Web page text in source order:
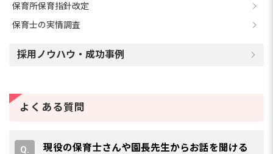
保育所保育指針改定
保育士の実情調査
採用ノウハウ・成功事例
よくある質問
現役の保育士さんや園長先生からお話を聞ける